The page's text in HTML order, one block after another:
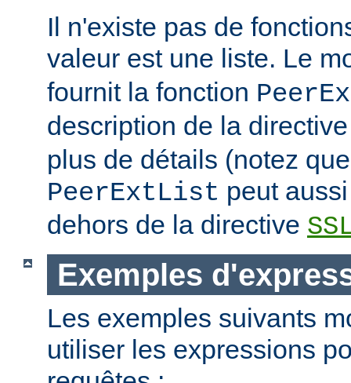
Il n'existe pas de
valeur est une liste. Le
fournit la fonction
description de la
plus de détails (notez
PeerExtList peut
dehors de la directive
Exemples
Les exemples suivants
utiliser les expressions